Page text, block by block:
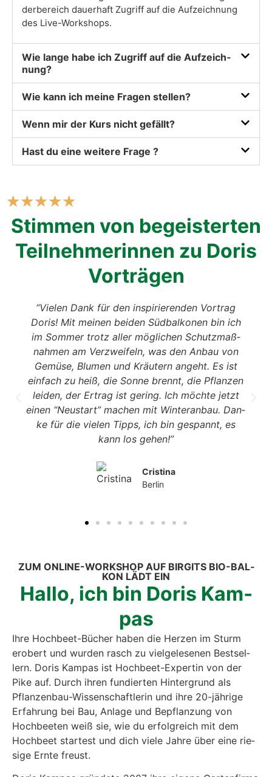
der­be­reich dau­er­haft Zugriff auf die Auf­zeich­nung
des Live-Work­shops.
Wie lan­ge habe ich Zugriff auf die Auf­zeich­
nung?
Wie kann ich mei­ne Fra­gen stel­len?
Wenn mir der Kurs nicht gefällt?
Hast du eine wei­te­re Fra­ge ?
★★★★★
Stim­men von begeis­ter­ten
Teil­neh­me­rin­nen zu Doris
Vor­trä­gen
“Vie­len Dank für den inspi­rie­ren­den Vor­trag
Doris! Mit mei­nen bei­den Süd­bal­ko­nen bin ich
im Som­mer trotz aller mög­li­chen Schutz­maß­
nah­men am Ver­zwei­feln, was den Anbau von
Gemü­se, Blu­men und Kräu­tern angeht. Es ist
ein­fach zu heiß, die Son­ne brennt, die Pflan­zen
lei­den, der Ertrag ist gering. Ich möch­te jetzt
einen “Neu­start” machen mit Win­ter­an­bau. Dan­
ke für die vie­len Tipps, ich bin gespannt, es
kann los gehen!”
Cris­ti­na
Ber­lin
ZUM ONLINE-WORK­SHOP AUF BIRGITS BIO-BAL­
KON LÄDT EIN
Hal­lo, ich bin Doris Kam­
pas
Ihre Hoch­beet-Bücher haben die Her­zen im Sturm
erobert und wur­den rasch zu viel­ge­le­se­nen Best­sel­
lern. Doris Kam­pas ist Hoch­beet-Exper­tin von der
Pike auf. Durch ihren fun­dier­ten Hin­ter­grund als
Pflan­zen­bau-Wis­sen­schaft­le­rin und ihre 20-jäh­ri­ge
Erfah­rung bei Bau, Anla­ge und Bepflan­zung von
Hoch­bee­ten weiß sie, wie du erfolg­reich mit dem
Hoch­beet star­test und dich vie­le Jah­re über eine rie­
si­ge Ern­te freust.